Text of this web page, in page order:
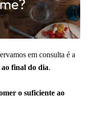
em consulta é a
ao final do dia.
o suficiente ao